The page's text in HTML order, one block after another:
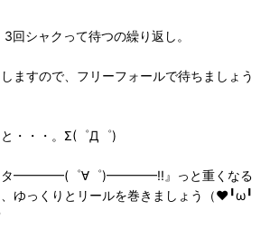
回シャクって待つの繰り返し。
ますので、フリーフォールで待ちましょう
・・・。Σ(゜Д゜)
タ━━━━(゜∀゜)━━━━!!』っと重くなる
ゆっくりとリールを巻きましょう（❤╹ω╹